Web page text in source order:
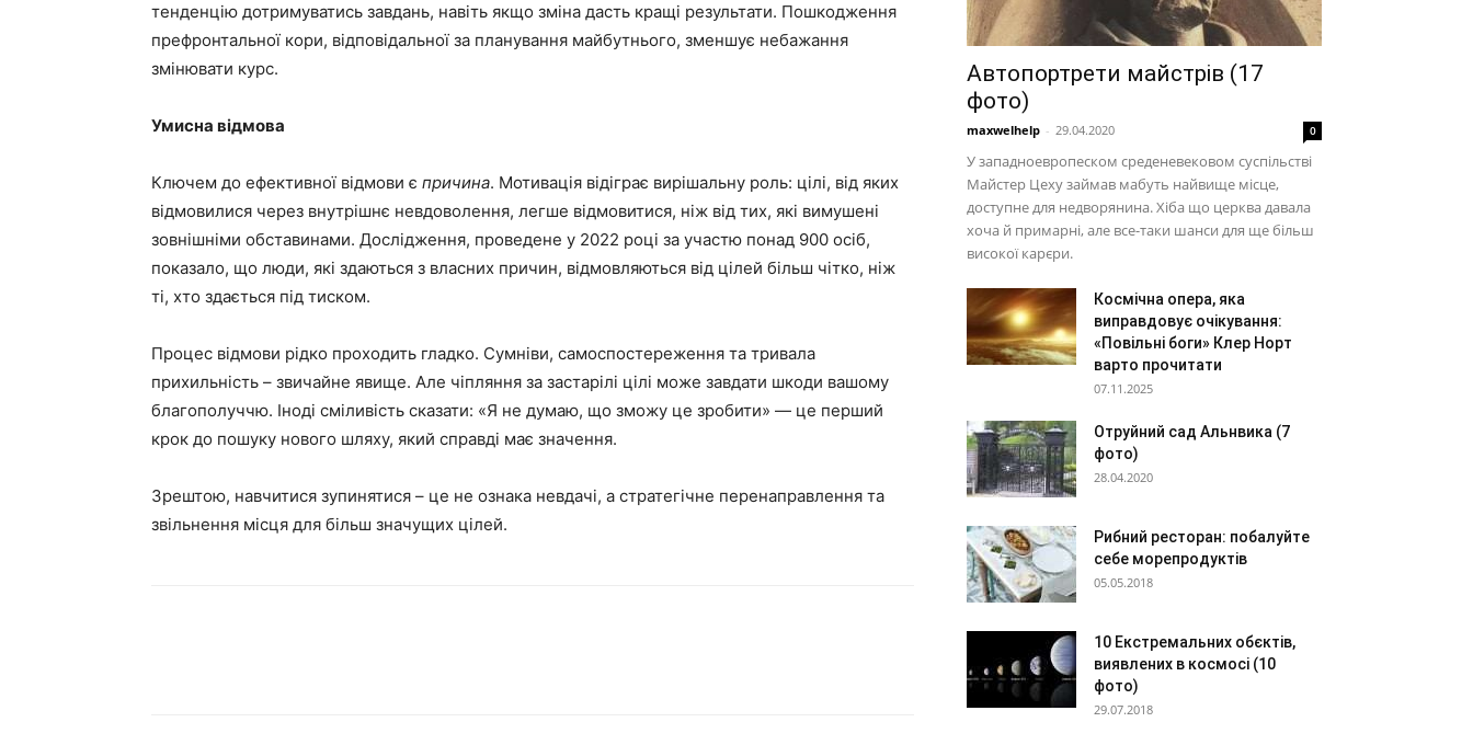
тенденцію дотримуватись завдань, навіть якщо зміна дасть кращі результати. Пошкодження
префронтальної кори, відповідальної за планування майбутнього, зменшує небажання
змінювати курс.
Умисна відмова
Ключем до ефективної відмови є причина. Мотивація відіграє вирішальну роль: цілі, від яких
відмовилися через внутрішнє невдоволення, легше відмовитися, ніж від тих, які вимушені
зовнішніми обставинами. Дослідження, проведене у 2022 році за участю понад 900 осіб,
показало, що люди, які здаються з власних причин, відмовляються від цілей більш чітко, ніж
ті, хто здається під тиском.
Процес відмови рідко проходить гладко. Сумніви, самоспостереження та тривала
прихильність – звичайне явище. Але чіпляння за застарілі цілі може завдати шкоди вашому
благополуччю. Іноді сміливість сказати: «Я не думаю, що зможу це зробити» — це перший
крок до пошуку нового шляху, який справді має значення.
Зрештою, навчитися зупинятися – це не ознака невдачі, а стратегічне перенаправлення та
звільнення місця для більш значущих цілей.
Автопортрети майстрів (17
фото)
maxwelhelp - 29.04.2020 0
У западноевропеском среденевековом суспільстві
Майстер Цеху займав мабуть найвище місце,
доступне для недворянина. Хіба що церква давала
хоча й примарні, але все-таки шанси для ще більш
високої карєри.
Космічна опера, яка
виправдовує очікування:
«Повільні боги» Клер Норт
варто прочитати
07.11.2025
Отруйний сад Альнвика (7
фото)
28.04.2020
Рибний ресторан: побалуйте
себе морепродуктів
05.05.2018
10 Екстремальних обєктів,
виявлених в космосі (10
фото)
29.07.2018